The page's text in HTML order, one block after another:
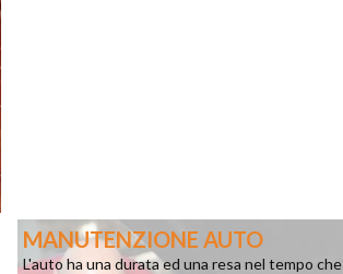
MANUTENZIONE AUTO
L'auto ha una durata ed una resa nel tempo che